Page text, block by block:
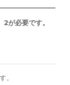
が必要です。
。